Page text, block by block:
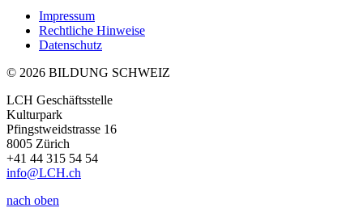
Impressum
Rechtliche Hinweise
Datenschutz
© 2026 BILDUNG SCHWEIZ
LCH Geschäftsstelle
Kulturpark
Pfingstweidstrasse 16
8005 Zürich
+41 44 315 54 54
info@LCH.ch
nach oben